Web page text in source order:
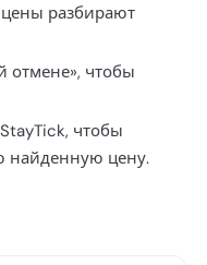
разбирают
отмене», чтобы
чтобы
найденную цену.